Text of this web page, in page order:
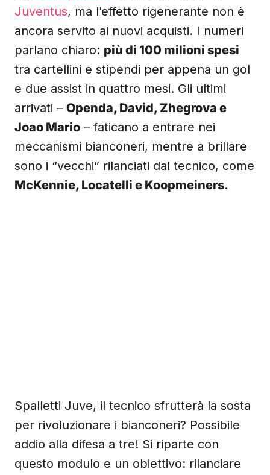
Juventus, ma l’effetto rigenerante non è
ancora servito ai nuovi acquisti. I numeri
parlano chiaro: più di 100 milioni spesi
tra cartellini e stipendi per appena un gol
e due assist in quattro mesi. Gli ultimi
arrivati – Openda, David, Zhegrova e
Joao Mario – faticano a entrare nei
meccanismi bianconeri, mentre a brillare
sono i “vecchi” rilanciati dal tecnico, come
McKennie, Locatelli e Koopmeiners.
Spalletti Juve, il tecnico sfrutterà la sosta
per rivoluzionare i bianconeri? Possibile
addio alla difesa a tre! Si riparte con
questo modulo e un obiettivo: rilanciare